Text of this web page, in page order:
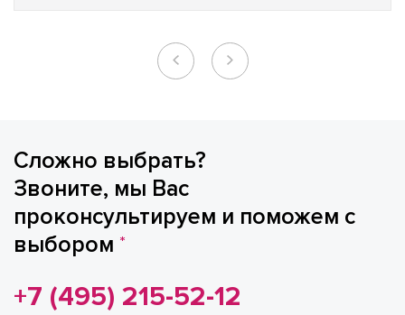
Сложно выбрать?
Звоните, мы Вас
проконсультируем и поможем с
выбором *
+7 (495) 215-52-12